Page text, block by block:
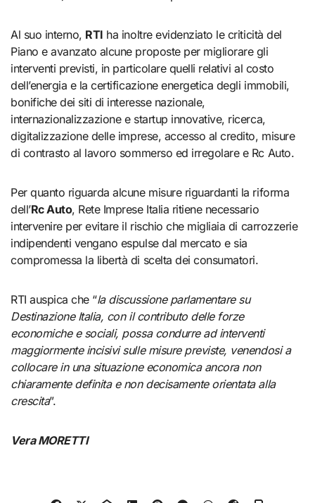
Al suo interno, RTI ha inoltre evidenziato le criticità del
Piano e avanzato alcune proposte per migliorare gli
interventi previsti, in particolare quelli relativi al costo
dell’energia e la certificazione energetica degli immobili,
bonifiche dei siti di interesse nazionale,
internazionalizzazione e startup innovative, ricerca,
digitalizzazione delle imprese, accesso al credito, misure
di contrasto al lavoro sommerso ed irregolare e Rc Auto.
Per quanto riguarda alcune misure riguardanti la riforma
dell’Rc Auto, Rete Imprese Italia ritiene necessario
intervenire per evitare il rischio che migliaia di carrozzerie
indipendenti vengano espulse dal mercato e sia
compromessa la libertà di scelta dei consumatori.
RTI auspica che “la discussione parlamentare su
Destinazione Italia, con il contributo delle forze
economiche e sociali, possa condurre ad interventi
maggiormente incisivi sulle misure previste, venendosi a
collocare in una situazione economica ancora non
chiaramente definita e non decisamente orientata alla
crescita”.
Vera MORETTI